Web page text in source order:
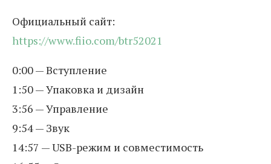
Официальный сайт:
https://www.fiio.com/btr52021
0:00 — Вступление
1:50 — Упаковка и дизайн
3:56 — Управление
9:54 — Звук
14:57 — USB-режим и совместимость